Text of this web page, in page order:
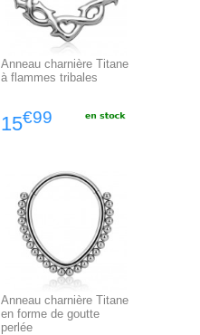
Anneau charnière Titane
à flammes tribales
15€99
Anneau charnière Titane
en forme de goutte
perlée